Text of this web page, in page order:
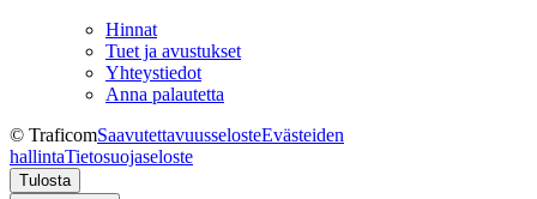
Hinnat
Tuet ja avustukset
Yhteystiedot
Anna palautetta
© TraficomSaavutettavuusselosteEvästeiden
hallintaTietosuojaseloste
Tulosta